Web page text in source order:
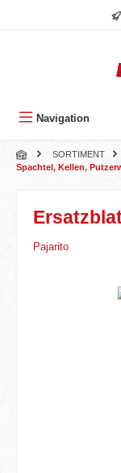
Zum Hauptinhalt
Navigation
SORTIMENT
Spachtel, Kellen,
Pajarito
Bildergalerie